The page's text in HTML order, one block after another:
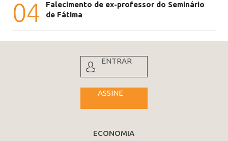
04
Falecimento de ex-professor do Seminário
de Fátima
ENTRAR
ASSINE
ECONOMIA